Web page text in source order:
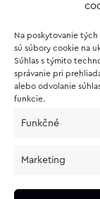
Na poskytovanie
sú súbory cookie na
Súhlas s týmito
správanie pri
alebo odvolanie
funkcie.
Funkčné
Marketing
Vernostný program
O NÁKUPE
Vrátenie a